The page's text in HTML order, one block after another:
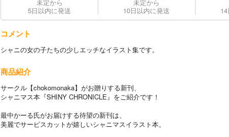
未定から
5日以内に発送
未定から
10日以内に発送
コメント
シャニの女の子たちの少しエッチなイラスト集です。
商品紹介
サークル【chokomonaka】がお贈りする新刊、
シャニマス本『SHINY CHRONICLE』をご紹介です！
最中かーる氏がお届けする待望の新刊は、
美麗でサービスカットが嬉しいシャニマスイラスト本。